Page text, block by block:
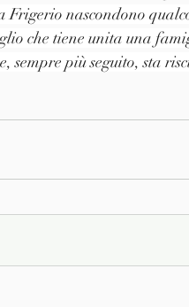
Frigerio nascondono
che tiene unita una
sempre più seguito, sta